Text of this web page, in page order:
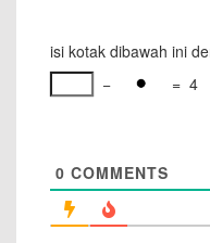
isi kotak dibawah ini
−
= 4
0 COMMENTS